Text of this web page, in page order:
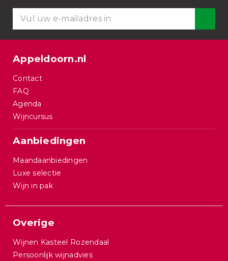
Appeldoorn.nl
Contact
FAQ
Agenda
Wijncursus
Aanbiedingen
Maandaanbiedingen
Luxe selectie
Wijn in pak
Overige
Wijnen Kasteel Rozendaal
Persoonlijk wijnadvies